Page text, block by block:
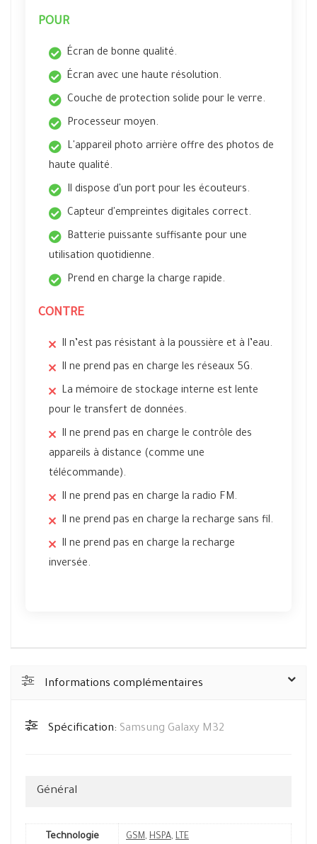
POUR
Écran de bonne qualité.
Écran avec une haute résolution.
Couche de protection solide pour le verre.
Processeur moyen.
L'appareil photo arrière offre des photos de
haute qualité.
Il dispose d'un port pour les écouteurs.
Capteur d'empreintes digitales correct.
Batterie puissante suffisante pour une
utilisation quotidienne.
Prend en charge la charge rapide.
CONTRE
Il n’est pas résistant à la poussière et à l’eau.
Il ne prend pas en charge les réseaux 5G.
La mémoire de stockage interne est lente
pour le transfert de données.
Il ne prend pas en charge le contrôle des
appareils à distance (comme une
télécommande).
Il ne prend pas en charge la radio FM.
Il ne prend pas en charge la recharge sans fil.
Il ne prend pas en charge la recharge
inversée.
Informations complémentaires
Spécification: Samsung Galaxy M32
Général
Technologie GSM, HSPA, LTE